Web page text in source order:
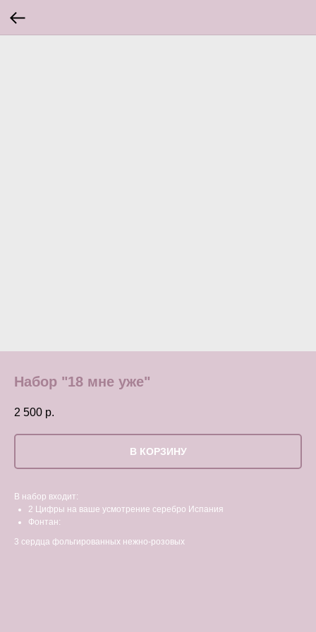
Набор "18 мне уже"
2 500 р.
В КОРЗИНУ
В набор входит:
2 Цифры на ваше усмотрение серебро Испания
Фонтан:
3 сердца фольгированных нежно-розовых